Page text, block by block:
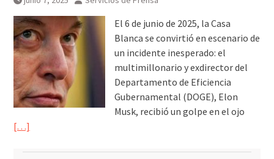
El 6 de junio de 2025, la Casa
Blanca se convirtió en escenario de
un incidente inesperado: el
multimillonario y exdirector del
Departamento de Eficiencia
Gubernamental (DOGE), Elon
Musk, recibió un golpe en el ojo
[…]